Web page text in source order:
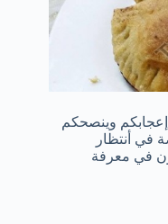
وينصحكم
في أنتظار
في معرفة